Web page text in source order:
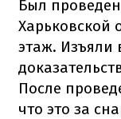
Был
Харьковской
этаж. Изъяли
После
что это за